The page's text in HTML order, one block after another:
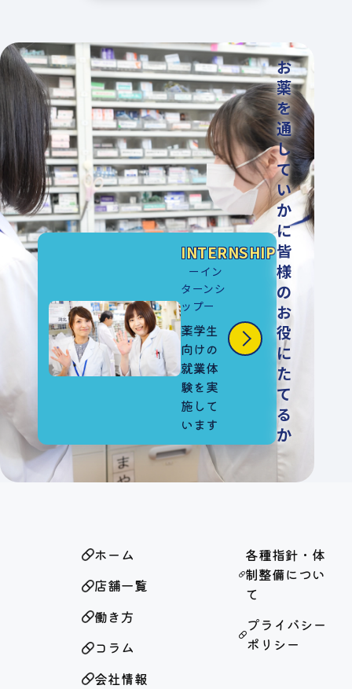
INTERNSHIP
ーイン
ターンシ
ップー
薬学生
向けの
就業体
験を実
施して
います
お
薬
を
通
し
て
い
か
に
皆
様
の
お
役
に
た
て
る
か
ホーム
店舗一覧
働き方
コラム
会社情報
各種指針・体
制整備につい
て
プライバシー
ポリシー